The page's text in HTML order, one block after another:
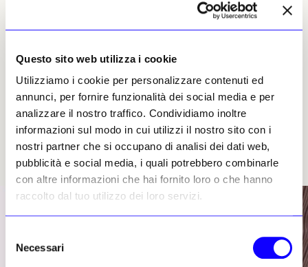
Questo sito web utilizza i cookie
Utilizziamo i cookie per personalizzare contenuti ed
annunci, per fornire funzionalità dei social media e per
analizzare il nostro traffico. Condividiamo inoltre
informazioni sul modo in cui utilizzi il nostro sito con i
nostri partner che si occupano di analisi dei dati web,
pubblicità e social media, i quali potrebbero combinarle
con altre informazioni che hai fornito loro o che hanno
raccolto dal tuo utilizzo dei loro servizi.
delNecessari
Conosciuta come Heracleopolis Magna
centro importante anche molto tempo dopo
aver perso il suo ruolo di capitale reale. I resti
recentemente portati alla luce aiutano a
comprendere come i suoi spazi religiosi, gli
edifici pubblici e il paesaggio urbano si siano
sviluppati nel corso dei successivi periodi
storici.